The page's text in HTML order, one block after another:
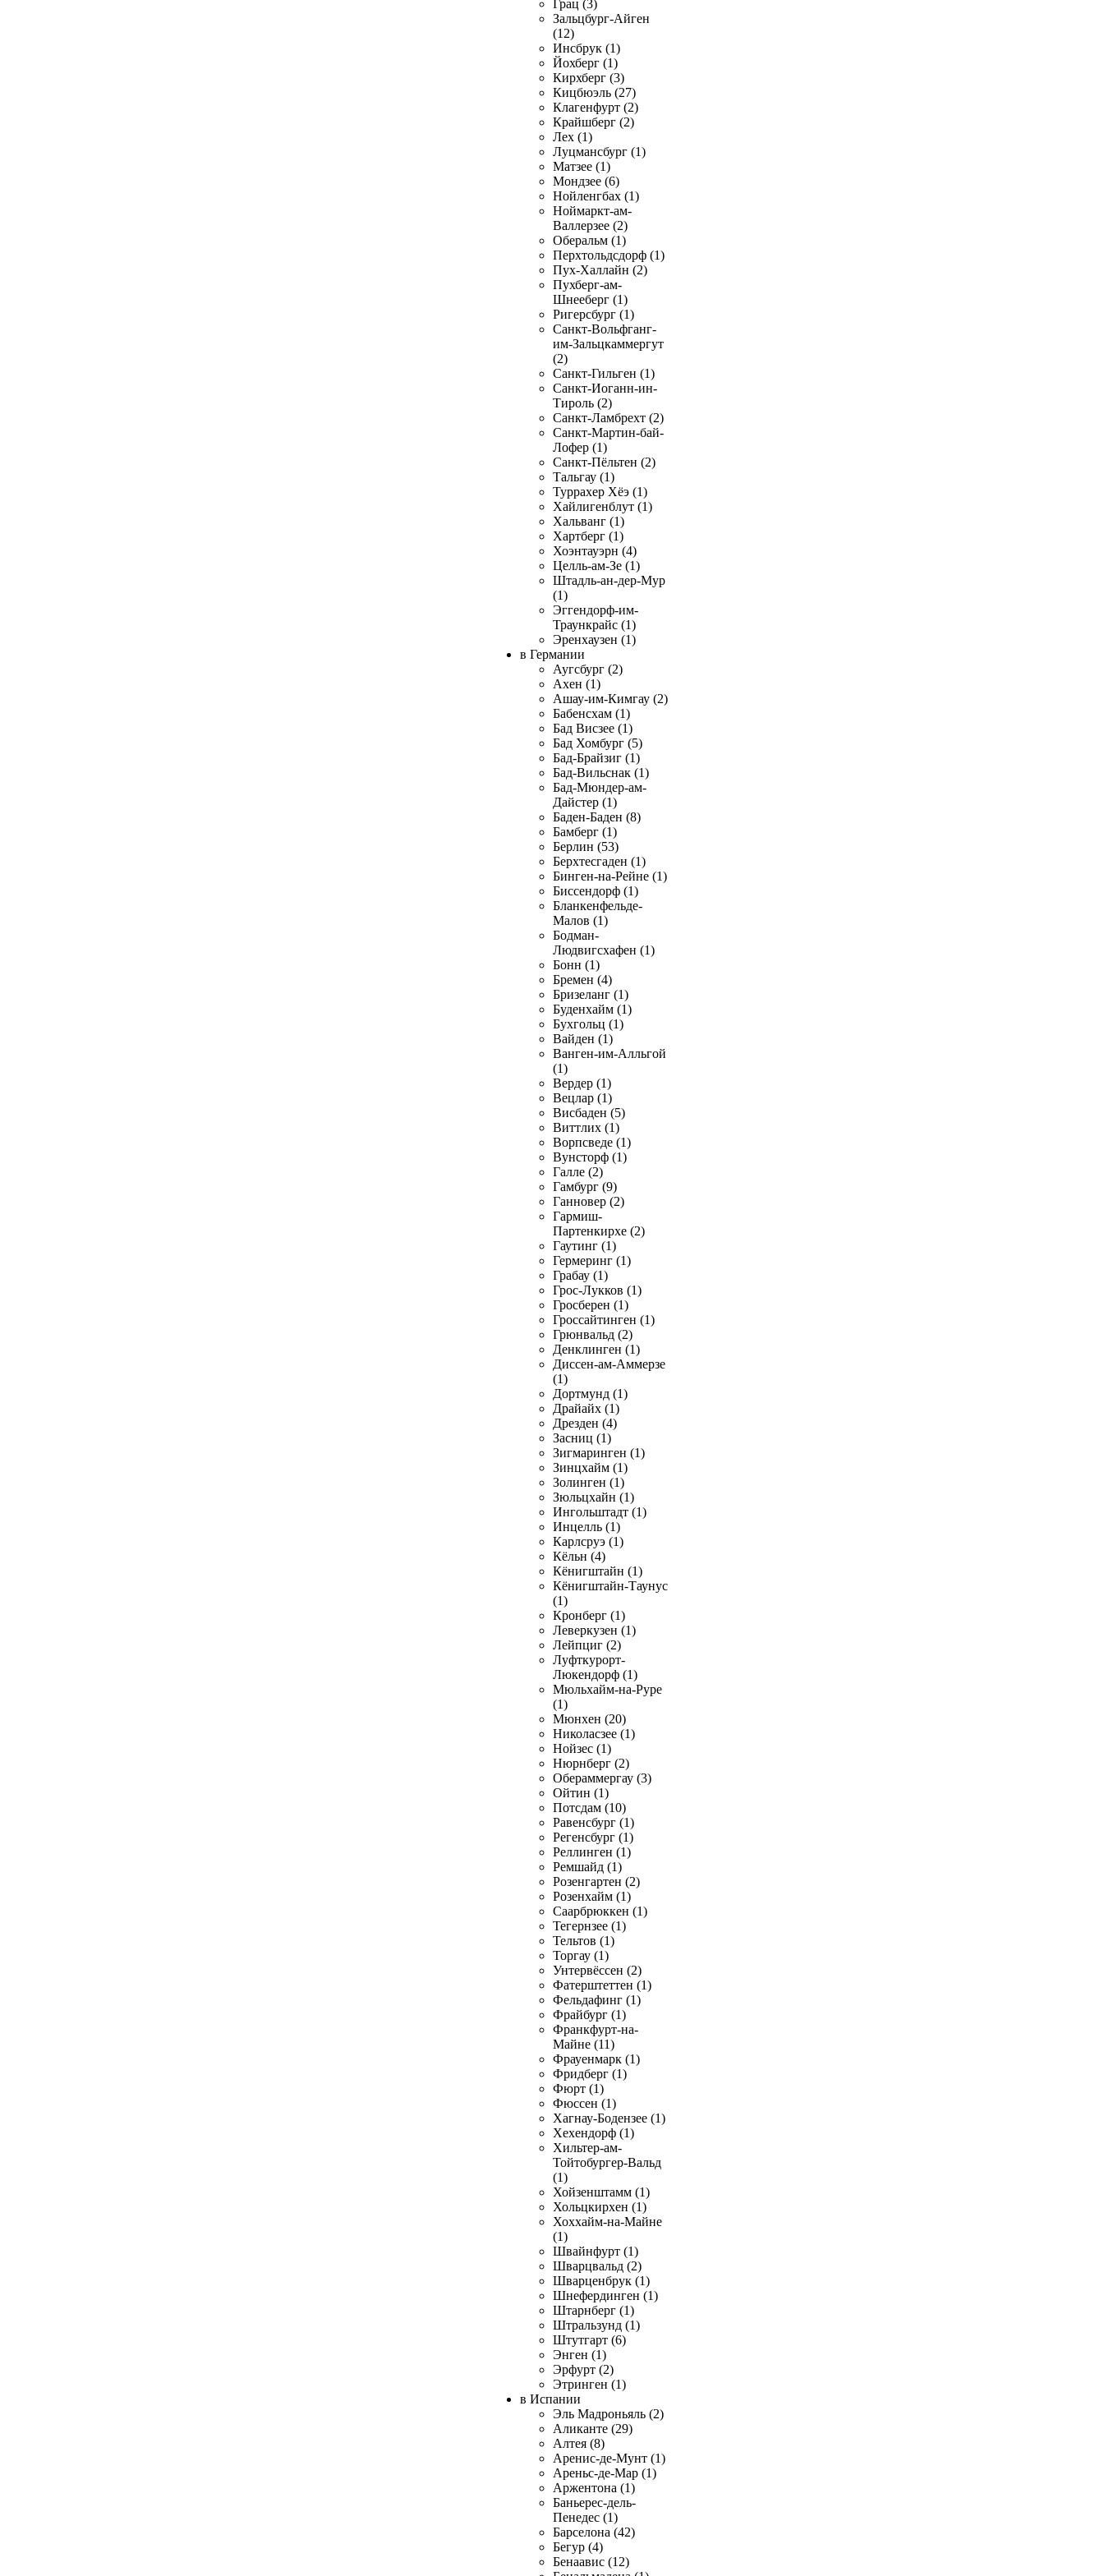
Грац (3)
Зальцбург-Айген
(12)
Инсбрук (1)
Йохберг (1)
Кирхберг (3)
Кицбюэль (27)
Клагенфурт (2)
Крайшберг (2)
Лех (1)
Луцмансбург (1)
Матзее (1)
Мондзее (6)
Нойленгбах (1)
Ноймаркт-ам-
Валлерзее (2)
Оберальм (1)
Перхтольдсдорф (1)
Пух-Халлайн (2)
Пухберг-ам-
Шнееберг (1)
Ригерсбург (1)
Санкт-Вольфганг-
им-Зальцкаммергут
(2)
Санкт-Гильген (1)
Санкт-Иоганн-ин-
Тироль (2)
Санкт-Ламбрехт (2)
Санкт-Мартин-бай-
Лофер (1)
Санкт-Пёльтен (2)
Тальгау (1)
Туррахер Хёэ (1)
Хайлигенблут (1)
Хальванг (1)
Хартберг (1)
Хоэнтауэрн (4)
Целль-ам-Зе (1)
Штадль-ан-дер-Мур
(1)
Эггендорф-им-
Траункрайс (1)
Эренхаузен (1)
в Германии
Аугсбург (2)
Ахен (1)
Ашау-им-Кимгау (2)
Бабенсхам (1)
Бад Висзее (1)
Бад Хомбург (5)
Бад-Брайзиг (1)
Бад-Вильснак (1)
Бад-Мюндер-ам-
Дайстер (1)
Баден-Баден (8)
Бамберг (1)
Берлин (53)
Берхтесгаден (1)
Бинген-на-Рейне (1)
Биссендорф (1)
Бланкенфельде-
Малов (1)
Бодман-
Людвигсхафен (1)
Бонн (1)
Бремен (4)
Бризеланг (1)
Буденхайм (1)
Бухгольц (1)
Вайден (1)
Ванген-им-Алльгой
(1)
Вердер (1)
Вецлар (1)
Висбаден (5)
Виттлих (1)
Ворпсведе (1)
Вунсторф (1)
Галле (2)
Гамбург (9)
Ганновер (2)
Гармиш-
Партенкирхе (2)
Гаутинг (1)
Гермеринг (1)
Грабау (1)
Грос-Лукков (1)
Гросберен (1)
Гроссайтинген (1)
Грюнвальд (2)
Денклинген (1)
Диссен-ам-Аммерзе
(1)
Дортмунд (1)
Драйайх (1)
Дрезден (4)
Засниц (1)
Зигмаринген (1)
Зинцхайм (1)
Золинген (1)
Зюльцхайн (1)
Ингольштадт (1)
Инцелль (1)
Карлсруэ (1)
Кёльн (4)
Кёнигштайн (1)
Кёнигштайн-Таунус
(1)
Кронберг (1)
Леверкузен (1)
Лейпциг (2)
Луфткурорт-
Люкендорф (1)
Мюльхайм-на-Руре
(1)
Мюнхен (20)
Николасзее (1)
Нойзес (1)
Нюрнберг (2)
Обераммергау (3)
Ойтин (1)
Потсдам (10)
Равенсбург (1)
Регенсбург (1)
Реллинген (1)
Ремшайд (1)
Розенгартен (2)
Розенхайм (1)
Саарбрюккен (1)
Тегернзее (1)
Тельтов (1)
Торгау (1)
Унтервёссен (2)
Фатерштеттен (1)
Фельдафинг (1)
Фрайбург (1)
Франкфурт-на-
Майне (11)
Фрауенмарк (1)
Фридберг (1)
Фюрт (1)
Фюссен (1)
Хагнау-Бодензее (1)
Хехендорф (1)
Хильтер-ам-
Тойтобургер-Вальд
(1)
Хойзенштамм (1)
Хольцкирхен (1)
Хоххайм-на-Майне
(1)
Швайнфурт (1)
Шварцвальд (2)
Шварценбрук (1)
Шнефердинген (1)
Штарнберг (1)
Штральзунд (1)
Штутгарт (6)
Энген (1)
Эрфурт (2)
Этринген (1)
в Испании
Эль Мадроньяль (2)
Аликанте (29)
Алтея (8)
Аренис-де-Мунт (1)
Ареньс-де-Мар (1)
Аржентона (1)
Баньерес-дель-
Пенедес (1)
Барселона (42)
Бегур (4)
Бенаавис (12)